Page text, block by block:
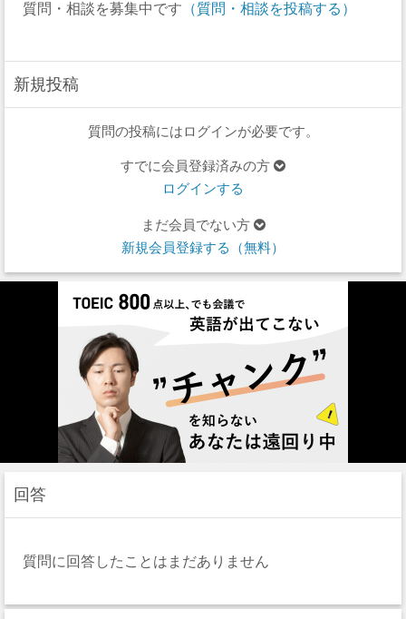
質問・相談を募集中です （質問・相談を投稿する）
新規投稿
質問の投稿にはログインが必要です。
すでに会員登録済みの方
ログインする
まだ会員でない方
新規会員登録する（無料）
回答
質問に回答したことはまだありません